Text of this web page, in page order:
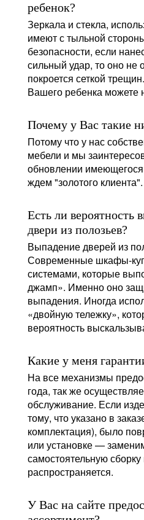
ребенок?
Зеркала и стекла,
имеют с тыльной
безопасности, если
сильный удар, то оно не
покроется сеткой
Вашего ребенка можете
Почему у Вас такие
Потому что у нас
мебели и мы
обновлении
ждем "золотого клиента".
Есть ли вероятность
двери из полозьев?
Выпадение дверей из
Современные шкафы-
системами, которые
джамп». Именно оно
выпадения. Иногда
«двойную тележку»,
вероятность
Какие у меня
На все механизмы
года, так же
обслуживание. Если
тому, что указано в
комплектация), было
или установке —
самостоятельную сборку
распространяется.
У Вас на сайте